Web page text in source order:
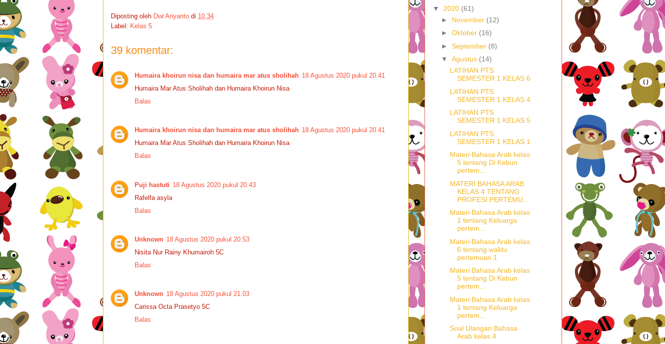
Diposting oleh Dwi Ariyanto di 10.34
Label: Kelas 5
39 komentar:
Humaira khoirun nisa dan humaira mar atus sholihah 18 Agustus 2020 pukul 20.41
Humaira Mar Atus Sholihah dan Humaira Khoirun Nisa
Balas
Humaira khoirun nisa dan humaira mar atus sholihah 18 Agustus 2020 pukul 20.41
Humaira Mar Atus Sholihah dan Humaira Khoirun Nisa
Balas
Puji hastuti 18 Agustus 2020 pukul 20.43
Rafelfa asyla
Balas
Unknown 18 Agustus 2020 pukul 20.53
Nisita Nur Rainy Khumairoh 5C
Balas
Unknown 18 Agustus 2020 pukul 21.03
Carissa Octa Prasetyo 5C
Balas
▼ 2020 (61)
► November (12)
► Oktober (16)
► September (8)
▼ Agustus (14)
LATIHAN PTS
SEMESTER 1 KELAS 6
LATIHAN PTS
SEMESTER 1 KELAS 4
LATIHAN PTS
SEMESTER 1 KELAS 5
LATIHAN PTS
SEMESTER 1 KELAS 1
Materi Bahasa Arab kelas
5 tentang Di Kebun
pertem...
MATERI BAHASA ARAB
KELAS 4 TENTANG
PROFESI PERTEMU...
Materi Bahasa Arab kelas
1 tentang Keluarga
pertem...
Materi Bahasa Arab kelas
6 tentang waktu
pertemuan 1
Materi Bahasa Arab kelas
5 tentang Di Kebun
pertem...
Materi Bahasa Arab kelas
1 tentang Keluarga
pertem...
Soal Ulangan Bahasa
Arab kelas 4